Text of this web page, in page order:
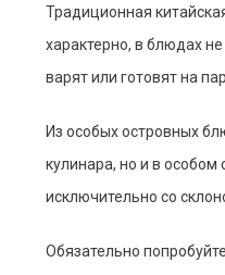
Традиционная
характерно, в блюдах
варят или готовят на
Из особых островных
кулинара, но и в особом
исключительно со
Обязательно